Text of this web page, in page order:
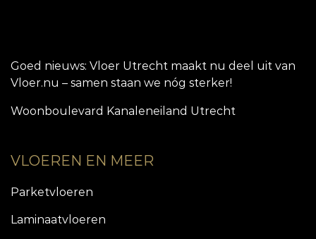
Goed nieuws: Vloer Utrecht maakt nu deel uit van
Vloer.nu – samen staan we nóg sterker!
Woonboulevard Kanaleneiland Utrecht
VLOEREN EN MEER
Parketvloeren
Laminaatvloeren